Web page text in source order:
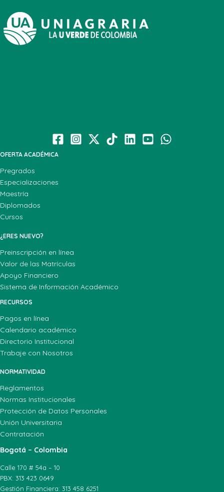
OFERTA ACADÉMICA
Pregrados
Especializaciones
Maestría
Diplomados
Cursos
¿ERES NUEVO?
Preinscripción en línea
Valor de las Matrículas
Apoyo Financiero
Sistema de Información Académico
RECURSOS
Pagos en línea
Calendario académico
Directorio Institucional
Trabaje con Nosotros
NORMATIVIDAD
Reglamentos
Normas Institucionales
Protección de Datos Personales
Unión Universitaria
Contratación
Bogotá – Colombia
Calle 170 # 54a – 10
PBX: 313 423 0649
Gestión Financiera: 313 458 6251